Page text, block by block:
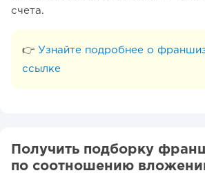
счета.
👉 Узнайте подробнее о
ссылке
Получить подборку
по соотношению